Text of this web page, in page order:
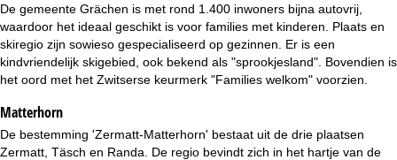
g
i
a
De gemeente Grächen is met rond 1.400 inwoners bijna autovrij,
waardoor het ideaal geschikt is voor families met kinderen. Plaats en
skiregio zijn sowieso gespecialiseerd op gezinnen. Er is een
kindvriendelijk skigebied, ook bekend als "sprookjesland". Bovendien is
het oord met het Zwitserse keurmerk "Families welkom" voorzien.
Matterhorn
De bestemming 'Zermatt-Matterhorn' bestaat uit de drie plaatsen
Zermatt, Täsch en Randa. De regio bevindt zich in het hartje van de